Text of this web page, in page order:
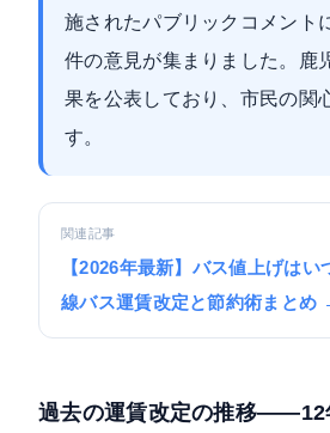
施されたパブリックコメント
件の意見が集まりました。
鹿
果を公表 しており、市民の関
す。
関連記事
【2026年最新】バス値上げは
線バス運賃改定と節約術まとめ
過去の運賃改定の推移——12